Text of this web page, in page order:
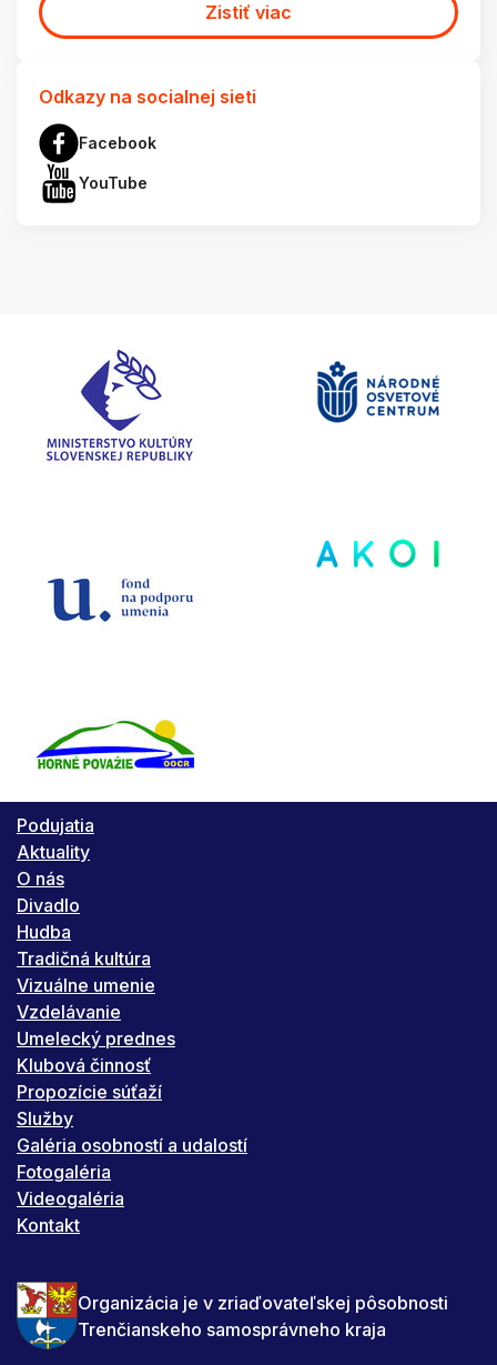
Zistiť viac
Odkazy na socialnej sieti
Facebook
YouTube
Podujatia
Aktuality
O nás
Divadlo
Hudba
Tradičná kultúra
Vizuálne umenie
Vzdelávanie
Umelecký prednes
Klubová činnosť
Propozície súťaží
Služby
Galéria osobností a udalostí
Fotogaléria
Videogaléria
Kontakt
Organizácia je v zriaďovateľskej pôsobnosti
Trenčianskeho samosprávneho kraja